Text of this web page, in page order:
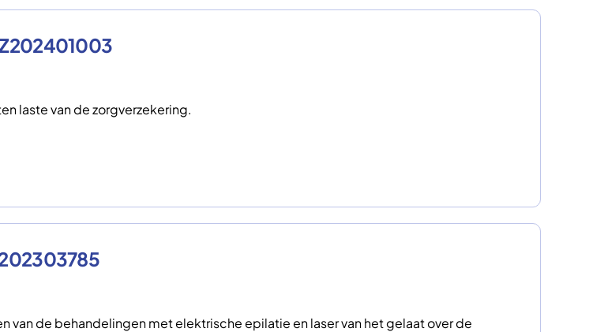
laste van de zorgverzekering.
van de behandelingen met elektrische epilatie en laser van het gelaat over de